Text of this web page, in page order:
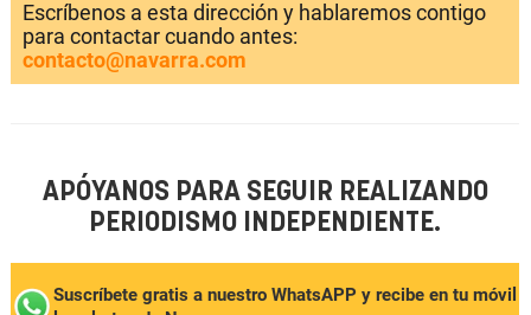
Escríbenos a esta dirección y hablaremos contigo
para contactar cuando antes:
contacto@navarra.com
APÓYANOS PARA SEGUIR REALIZANDO
PERIODISMO INDEPENDIENTE.
Suscríbete gratis a nuestro WhatsAPP y recibe en tu móvil